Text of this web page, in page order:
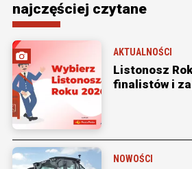
najczęściej czytane
AKTUALNOŚCI
Listonosz
finalistów i
NOWOŚCI